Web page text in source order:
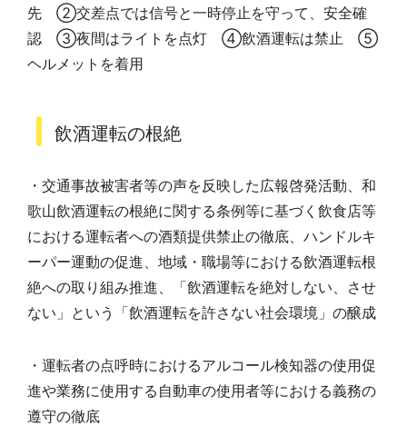
先 ②交差点では信号と一時停止を守って、安全確
認 ③夜間はライトを点灯 ④飲酒運転は禁止 ⑤
ヘルメットを着用
飲酒運転の根絶
・交通事故被害者等の声を反映した広報啓発活動、和
歌山飲酒運転の根絶に関する条例等に基づく飲食店等
における運転者への酒類提供禁止の徹底、ハンドルキ
ーパー運動の促進、地域・職場等における飲酒運転根
絶への取り組み推進、「飲酒運転を絶対しない、させ
ない」という「飲酒運転を許さない社会環境」の醸成
・運転者の点呼時におけるアルコール検知器の使用促
進や業務に使用する自動車の使用者等における義務の
遵守の徹底